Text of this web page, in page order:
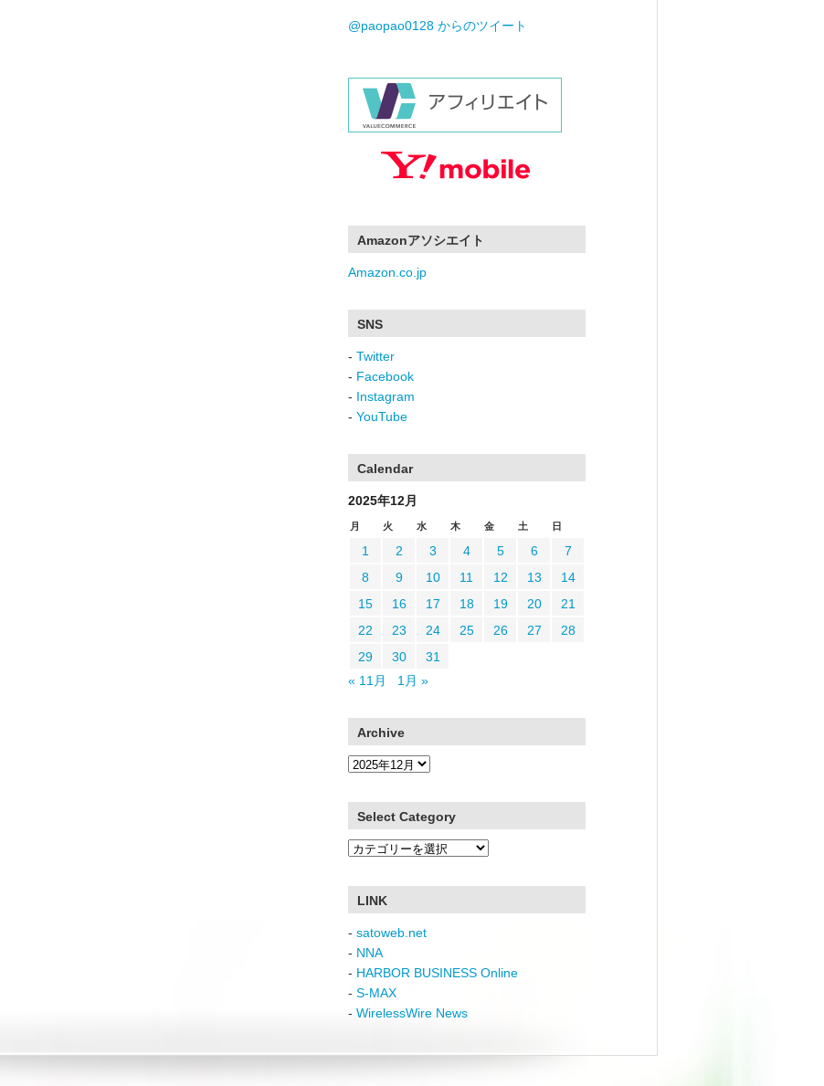
@paopao0128 からのツイート
Amazonアソシエイト
Amazon.co.jp
SNS
- Twitter
- Facebook
- Instagram
- YouTube
Calendar
2025年12月
月 火 水 木 金 土 日
1 2 3 4 5 6
7
8
9 10 11 12 13
14
15
16 17 18 19 20
21
22
23 24 25 26 27
28
29
30
31
« 11月
1月 »
Archive
Archive
Select Category
Select
LINK
- satoweb.net
- NNA
- HARBOR BUSINESS Online
- S-MAX
- WirelessWire News